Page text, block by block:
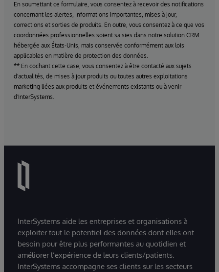
En soumettant ce formulaire, vous consentez à recevoir des notifications
concernant les alertes, informations importantes, mises à jour,
corrections et sorties de produits. En outre, vous consentez à ce que vos
coordonnées professionnelles soient saisies dans notre solution CRM
hébergée aux États-Unis, mais conservée conformément aux lois
applicables en matière de protection des données.
** En cochant cette case, vous consentez à être contacté aux sujets
d'actualités, de mises à jour produits ou toutes autres exploitations
marketing liées aux produits et événements existants ou à venir
d'InterSystems.
InterSystems aide les entreprises et organisations à
exploiter tout le potentiel des données dont elles ont
besoin pour être plus performantes au quotidien et
améliorer l’expérience de leurs clients/patients.
InterSystems accompagne ses clients sur les secteurs